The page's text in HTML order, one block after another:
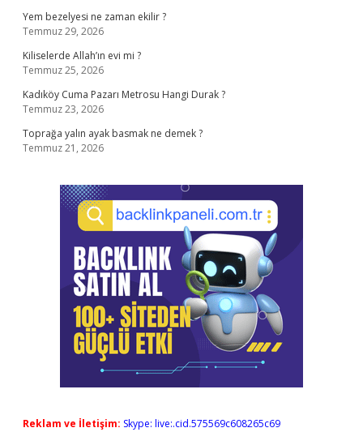
Yem bezelyesi ne zaman ekilir ?
Temmuz 29, 2026
Kiliselerde Allah’ın evi mi ?
Temmuz 25, 2026
Kadıköy Cuma Pazarı Metrosu Hangi Durak ?
Temmuz 23, 2026
Toprağa yalın ayak basmak ne demek ?
Temmuz 21, 2026
Reklam ve İletişim: Skype: live:.cid.575569c608265c69